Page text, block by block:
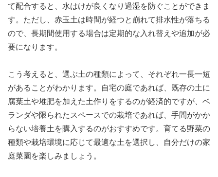
て配合すると、水はけが良くなり過湿を防ぐことができま
す。ただし、赤玉土は時間が経つと崩れて排水性が落ちる
ので、長期間使用する場合は定期的な入れ替えや追加が必
要になります。
こう考えると、選ぶ土の種類によって、それぞれ一長一短
があることがわかります。自宅の庭であれば、既存の土に
腐葉土や堆肥を加えた土作りをするのが経済的ですが、ベ
ランダや限られたスペースでの栽培であれば、手間がかか
らない培養土を購入するのがおすすめです。育てる野菜の
種類や栽培環境に応じて最適な土を選択し、自分だけの家
庭菜園を楽しみましょう。